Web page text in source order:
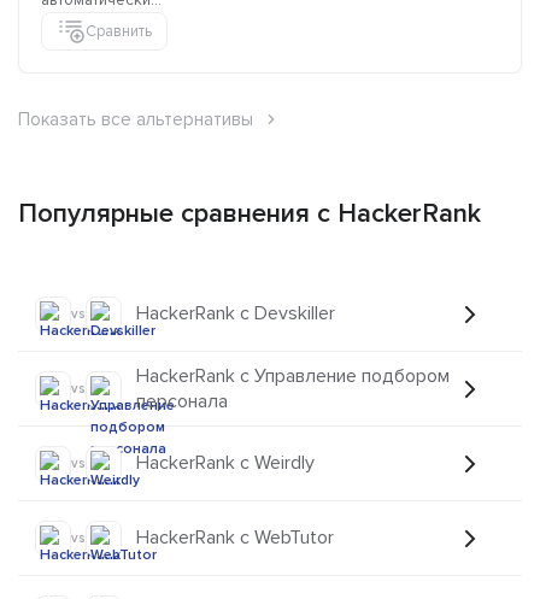
Сравнить
Показать все альтернативы
Популярные сравнения с HackerRank
vs HackerRank с Devskiller
vs
HackerRank с Управление подбором
персонала
vs HackerRank с Weirdly
vs HackerRank с WebTutor